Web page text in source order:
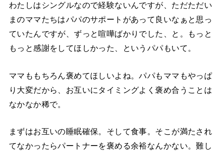
わたしはシングルなので経験ないんですが、ただただい
まのママたちはパパのサポートがあって良いなぁと思っ
ていたんですが、ずっと喧嘩ばかりでした、と。もっと
もっと感謝をしてほしかった、というパパもいて。
ママももちろん褒めてほしいよね。パパもママもやっぱ
り大変だから、お互いにタイミングよく褒め合うことは
なかなか稀で。
まずはお互いの睡眠確保。そして食事。そこが満たされ
てなかったらパートナーを褒める余裕なんかない。難し